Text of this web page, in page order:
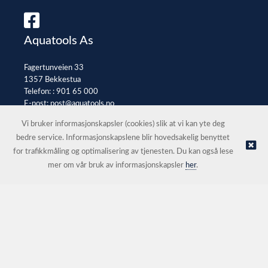
Aquatools As
Fagertunveien 33
1357 Bekkestua
Telefon: : 901 65 000
E-post:post@aquatools.no
© Aquatools As |Nettbutikk levert av Kréatif
Vi bruker informasjonskapsler (cookies) slik at vi kan yte deg
bedre service. Informasjonskapslene blir hovedsakelig benyttet
for trafikkmåling og optimalisering av tjenesten. Du kan også lese
mer om vår bruk av informasjonskapsler her.